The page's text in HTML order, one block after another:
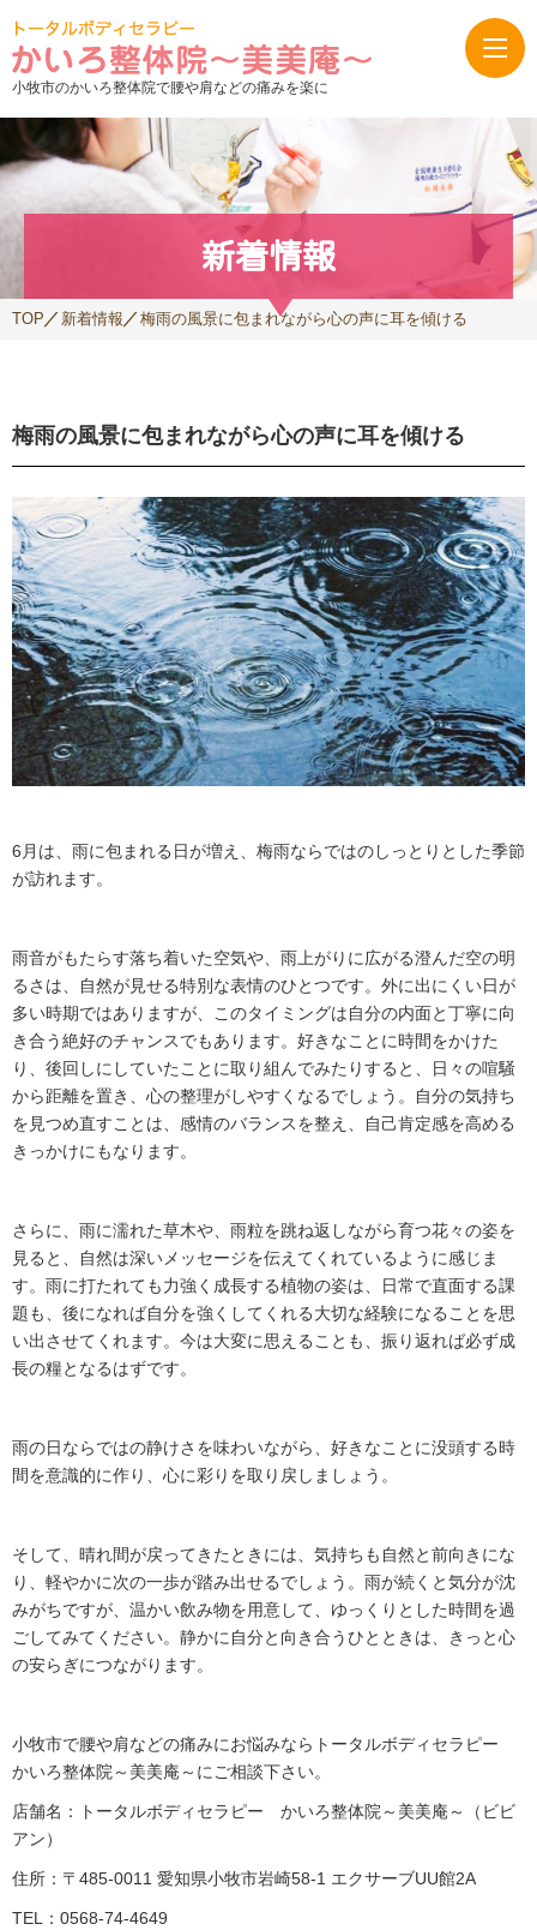
小牧市のかいろ整体院で腰や肩などの痛みを楽に
新着情報
TOP 新着情報 梅雨の風景に包まれながら心の声に耳を傾ける
梅雨の風景に包まれながら心の声に耳を傾ける
6月は、雨に包まれる日が増え、梅雨ならではのしっとりとした季節
が訪れます。
雨音がもたらす落ち着いた空気や、雨上がりに広がる澄んだ空の明
るさは、自然が見せる特別な表情のひとつです。外に出にくい日が
多い時期ではありますが、このタイミングは自分の内面と丁寧に向
き合う絶好のチャンスでもあります。好きなことに時間をかけた
り、後回しにしていたことに取り組んでみたりすると、日々の喧騒
から距離を置き、心の整理がしやすくなるでしょう。自分の気持ち
を見つめ直すことは、感情のバランスを整え、自己肯定感を高める
きっかけにもなります。
さらに、雨に濡れた草木や、雨粒を跳ね返しながら育つ花々の姿を
見ると、自然は深いメッセージを伝えてくれているように感じま
す。雨に打たれても力強く成長する植物の姿は、日常で直面する課
題も、後になれば自分を強くしてくれる大切な経験になることを思
い出させてくれます。今は大変に思えることも、振り返れば必ず成
長の糧となるはずです。
雨の日ならではの静けさを味わいながら、好きなことに没頭する時
間を意識的に作り、心に彩りを取り戻しましょう。
そして、晴れ間が戻ってきたときには、気持ちも自然と前向きにな
り、軽やかに次の一歩が踏み出せるでしょう。雨が続くと気分が沈
みがちですが、温かい飲み物を用意して、ゆっくりとした時間を過
ごしてみてください。静かに自分と向き合うひとときは、きっと心
の安らぎにつながります。
小牧市で腰や肩などの痛みにお悩みならトータルボディセラピー
かいろ整体院～美美庵～にご相談下さい。
店舗名：トータルボディセラピー かいろ整体院～美美庵～（ビビ
アン）
住所：〒485-0011 愛知県小牧市岩崎58-1 エクサーブUU館2A
TEL：0568-74-4649